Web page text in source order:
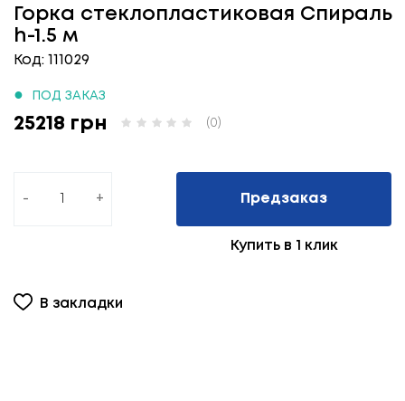
Горка стеклопластиковая Спираль
h-1.5 м
Код: 111029
● ПОД ЗАКАЗ
25218 грн (0)
- + Предзаказ
Купить в 1 клик
В закладки